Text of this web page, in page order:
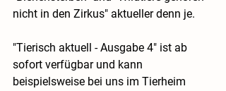
nicht in den Zirkus" aktueller denn je.
"Tierisch aktuell - Ausgabe 4" ist ab
sofort verfügbar und kann
beispielsweise bei uns im Tierheim